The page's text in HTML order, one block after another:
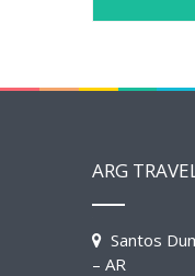
ARG
Santos
– AR